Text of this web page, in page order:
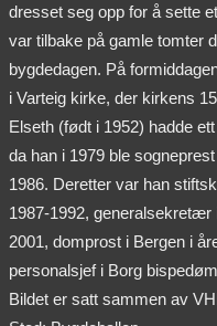
dresset seg opp for å sette
var tilbake på gamle tomter
bygdedagen. På
i Varteig kirke, der kirkens
Elseth (født i 1952) hadde
da han i 1979 ble
1986. Deretter var han
1987-1992,
2001, domprost i Bergen i
personalsjef i Borg
Bildet er satt sammen av